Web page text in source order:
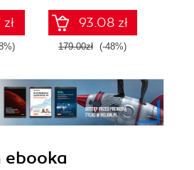
93.08 zł
179.00zł (-48%)
ebooka